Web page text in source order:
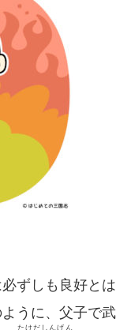
ずしも良好とは
うに、父子で武
たけだしんげん